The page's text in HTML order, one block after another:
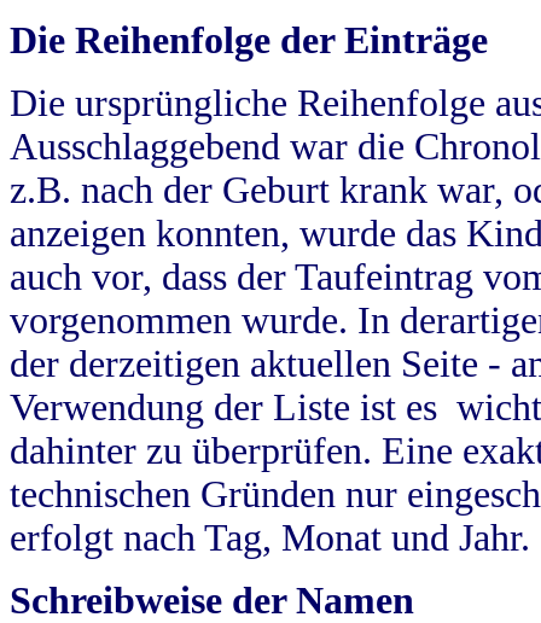
Die Reihenfolge der Einträge
Die ursprüngliche Reihenfolge
Ausschlaggebend war die
z.B. nach der Geburt krank war,
anzeigen konnten, wurde das
auch vor, dass der Taufeintrag
vorgenommen wurde. In
der derzeitigen aktuellen Seite -
Verwendung der Liste ist es
dahinter zu überprüfen. Eine
technischen Gründen nur
erfolgt nach Tag, Monat und Jahr.
Schreibweise der Namen